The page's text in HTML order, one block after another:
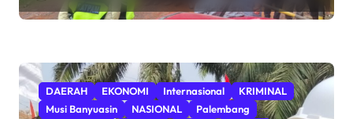
Nilai Ada Indikasi Obstruction
DAERAH EKONOMI Internasional
KRIMINAL
Musi Banyuasin
NASIONAL
Palembang